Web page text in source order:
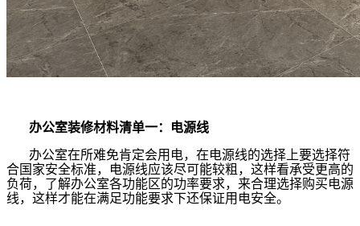
办公室装修材料清单一：电源线
办公室在所难免肯定会用电，在电源线的选择上要选择符
合国家安全标准，电源线应该尽可能较粗，这样看承受更高的
负荷，了解办公室各功能区的功率要求，来合理选择购买电源
线，这样才能在满足功能要求下还保证用电安全。